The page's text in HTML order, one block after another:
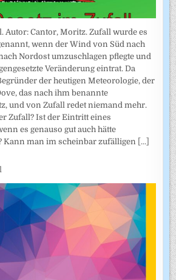
Autor: Cantor, Moritz. Zufall wurde es
wenn der Wind von Süd nach
Nordost umzuschlagen pflegte und
Veränderung eintrat. Da
der heutigen Meteorologie, der
das nach ihm benannte
und von Zufall redet niemand mehr.
Zufall? Ist der Eintritt eines
es genauso gut auch hätte
Kann man im scheinbar zufälligen [...]